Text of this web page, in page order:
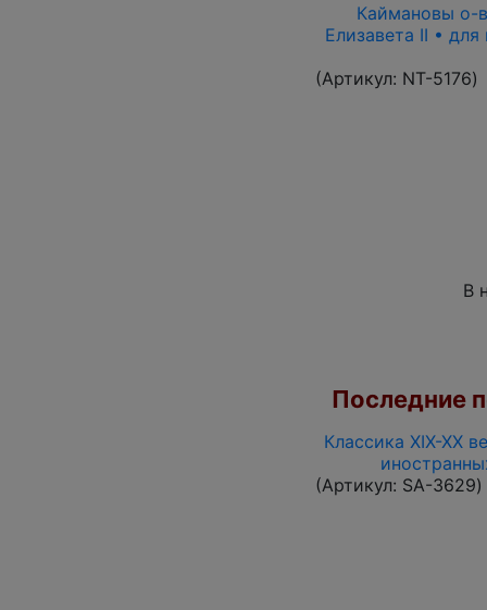
Каймановы о-
Елизавета II •
(Артикул: NT-5176)
В
Последние
Классика XIX-XX
(Артикул: SA-3629)